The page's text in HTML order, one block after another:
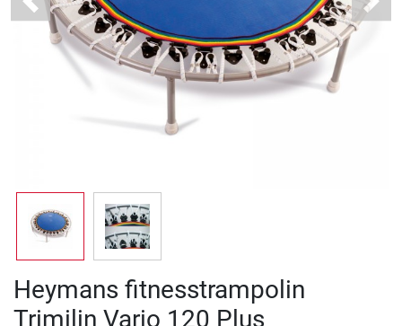
Previous Next
Heymans fitnesstrampolin
Trimilin Vario 120 Plus